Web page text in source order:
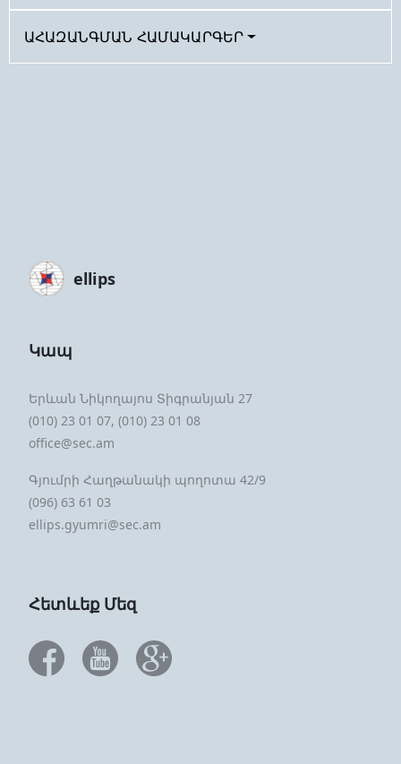
ԱՀԱԶԱՆԳՄԱՆ ՀԱՄԱԿԱՐԳԵՐ
ellips
Կապ
Երևան Նիկողայոս Տիգրանյան 27
(010) 23 01 07, (010) 23 01 08
office@sec.am
Գյումրի Հաղթանակի պողոտա 42/9
(096) 63 61 03
ellips.gyumri@sec.am
Հետևեք Մեզ